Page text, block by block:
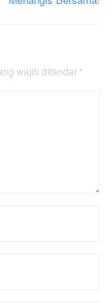
wajib ditandai *